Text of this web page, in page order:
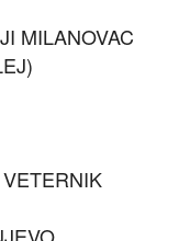
MILANOVAC